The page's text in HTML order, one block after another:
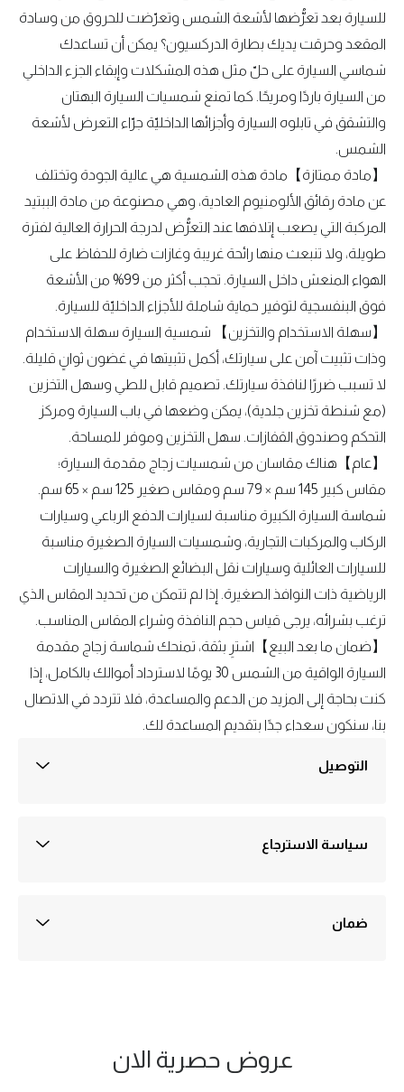
للسيارة بعد تعرُّضها لأشعة الشمس وتعرّضت للحروق من وسادة
المقعد وحرقت يديك بطارة الدركسيون؟ يمكن أن تساعدك
شماسي السيارة على حلّ مثل هذه المشكلات وإبقاء الجزء الداخلي
من السيارة باردًا ومريحًا. كما تمنع شمسيات السيارة البهتان
والتشقق في تابلوه السيارة وأجزائها الداخليّة جرّاء التعرض لأشعة
الشمس.
【مادة ممتازة】مادة هذه الشمسية هي عالية الجودة وتختلف
عن مادة رقائق الألومنيوم العادية، وهي مصنوعة من مادة الببتيد
المركبة التي يصعب إتلافها عند التعرُّض لدرجة الحرارة العالية لفترة
طويلة، ولا تنبعث منها رائحة غريبة وغازات ضارة للحفاظ على
الهواء المنعش داخل السيارة. تحجب أكثر من 99% من الأشعة
فوق البنفسجية لتوفير حماية شاملة للأجزاء الداخليّة للسيارة.
【سهلة الاستخدام والتخزين】 شمسية السيارة سهلة الاستخدام
وذات تثبيت آمن على سيارتك، أكمل تثبيتها في غضون ثوانٍ قليلة.
لا تسبب ضررًا لنافذة سيارتك. تصميم قابل للطي وسهل التخزين
(مع شنطة تخزين جلدية)، يمكن وضعها في باب السيارة ومركز
التحكم وصندوق القفازات. سهل التخزين وموفر للمساحة.
【عام】هناك مقاسان من شمسيات زجاج مقدمة السيارة؛
مقاس كبير 145 سم × 79 سم ومقاس صغير 125 سم × 65 سم.
شماسة السيارة الكبيرة مناسبة لسيارات الدفع الرباعي وسيارات
الركاب والمركبات التجارية، وشمسيات السيارة الصغيرة مناسبة
للسيارات العائلية وسيارات نقل البضائع الصغيرة والسيارات
الرياضية ذات النوافذ الصغيرة. إذا لم تتمكن من تحديد المقاس الذي
ترغب بشرائه، يرجى قياس حجم النافذة وشراء المقاس المناسب.
【ضمان ما بعد البيع】اشترِ بثقة، تمنحك شماسة زجاج مقدمة
السيارة الواقية من الشمس 30 يومًا لاسترداد أموالك بالكامل، إذا
كنت بحاجة إلى المزيد من الدعم والمساعدة، فلا تتردد في الاتصال
بنا، سنكون سعداء جدًا بتقديم المساعدة لك.
التوصيل
سياسة الاسترجاع
من تاريخه وهو بمثابة مده كافيه للتأكد ان المنتج لايوجد به اي عيوب صناعه
ضمان
عروض حصرية الانمراوح|مراوح رذاذ|مراوح
جيب|مراوح مكتب
وحمام وغرف وادوات
مقاعد واثاث قابل للنفخ